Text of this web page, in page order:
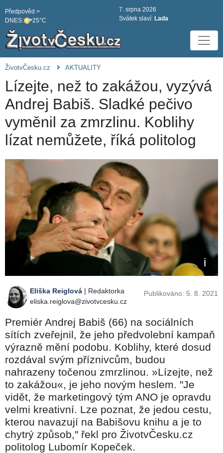
DNES: 25°C
Předpověd >
7. srpna 2026
Svátek slaví: Lada
ŽivotvČesku.cz AKTUALITY
Lízejte, než to zakážou, vyzývá
Andrej Babiš. Sladké pečivo
vyměnil za zmrzlinu. Koblihy
lízat nemůžete, říká politolog
Eliška Reiglová | Redaktorka
eliska.reiglova@zivotvcesku.cz
Publikováno: 5. 8. 2021
Premiér Andrej Babiš (66) na sociálních
sítích zveřejnil, že jeho předvolební kampaň
výrazně mění podobu. Koblihy, které dosud
rozdával svým příznivcům, budou
nahrazeny točenou zmrzlinou. »Lízejte, než
to zakážou«, je jeho novým heslem. "Je
vidět, že marketingový tým ANO je opravdu
velmi kreativní. Lze poznat, že jedou cestu,
kterou navazují na Babišovu knihu a je to
chytrý způsob," řekl pro ŽivotvČesku.cz
politolog Lubomír Kopeček.